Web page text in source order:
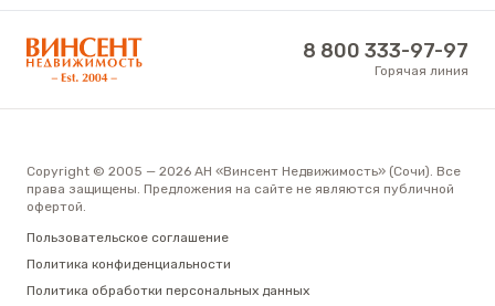
зонирования пространства покупателям
придется продумать самостоятельно. Впрочем,
этот аспект смело можно считать весомым
плюсом предложений.
высажена газонная трава, деревья и кустарники.
Есть возможность обустроить персональные зоны
для отдыха у каждого из домов: установить
игровой комплекс для детей, беседки, мангальные
зоны. Два дома в КП располагают
АН «Винсент Недвижимость» 8 800 333-97-97
Горячая линия
Copyright © 2005 — 2026 АН «Винсент Недвижимость» (Сочи). Все
права защищены. Предложения на сайте не являются публичной
офертой.
Пользовательское соглашение
Политика конфиденциальности
Политика обработки персональных данных